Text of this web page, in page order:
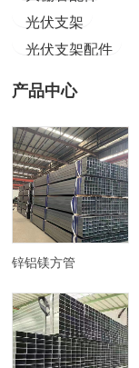
光伏支架
光伏支架配件
产品中心
锌铝镁方管